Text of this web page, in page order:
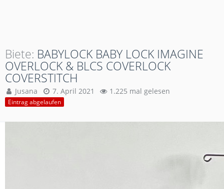
Biete BABYLOCK BABY LOCK IMAGINE
OVERLOCK & BLCS COVERLOCK
COVERSTITCH
Jusana 7. April 2021 1.225 mal gelesen
Eintrag abgelaufen